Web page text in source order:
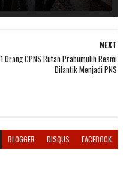
NEXT
1 Orang CPNS Rutan Prabumulih Resmi
Dilantik Menjadi PNS
BLOGGER DISQUS FACEBOOK